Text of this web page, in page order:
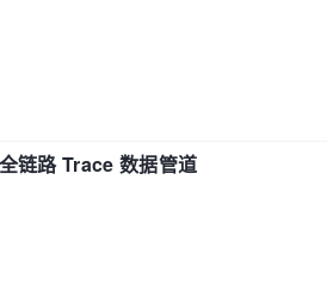
链路 Trace 数据管道